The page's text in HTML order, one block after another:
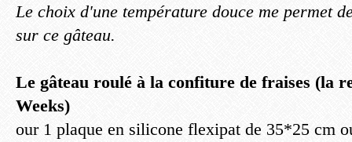
Le choix d'une température douce me permet
sur ce gâteau.
Le gâteau roulé à la confiture de fraises (la
Weeks)
our 1 plaque en silicone flexipat de 35*25 cm